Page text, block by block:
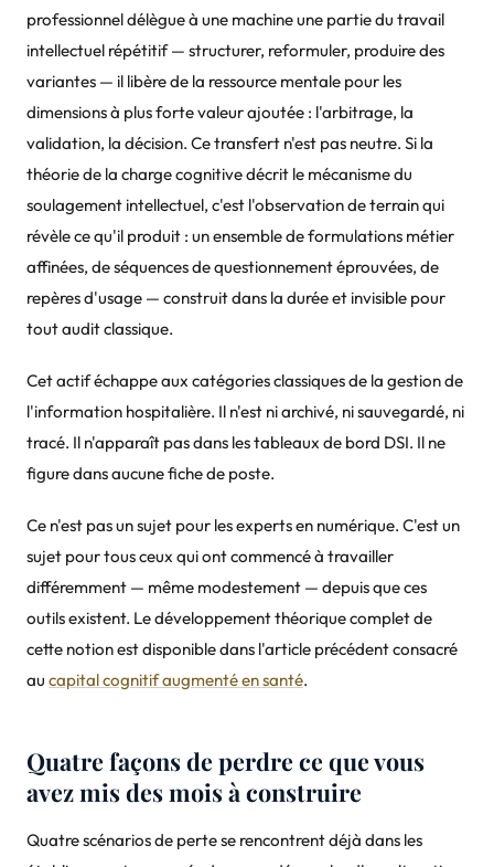
professionnel délègue à une machine une partie du travail
intellectuel répétitif — structurer, reformuler, produire des
variantes — il libère de la ressource mentale pour les
dimensions à plus forte valeur ajoutée : l'arbitrage, la
validation, la décision. Ce transfert n'est pas neutre. Si la
théorie de la charge cognitive décrit le mécanisme du
soulagement intellectuel, c'est l'observation de terrain qui
révèle ce qu'il produit : un ensemble de formulations métier
affinées, de séquences de questionnement éprouvées, de
repères d'usage — construit dans la durée et invisible pour
tout audit classique.
Cet actif échappe aux catégories classiques de la gestion de
l'information hospitalière. Il n'est ni archivé, ni sauvegardé, ni
tracé. Il n'apparaît pas dans les tableaux de bord DSI. Il ne
figure dans aucune fiche de poste.
Ce n'est pas un sujet pour les experts en numérique. C'est un
sujet pour tous ceux qui ont commencé à travailler
différemment — même modestement — depuis que ces
outils existent. Le développement théorique complet de
cette notion est disponible dans l'article précédent consacré
au capital cognitif augmenté en santé.
Quatre façons de perdre ce que vous
avez mis des mois à construire
Quatre scénarios de perte se rencontrent déjà dans les